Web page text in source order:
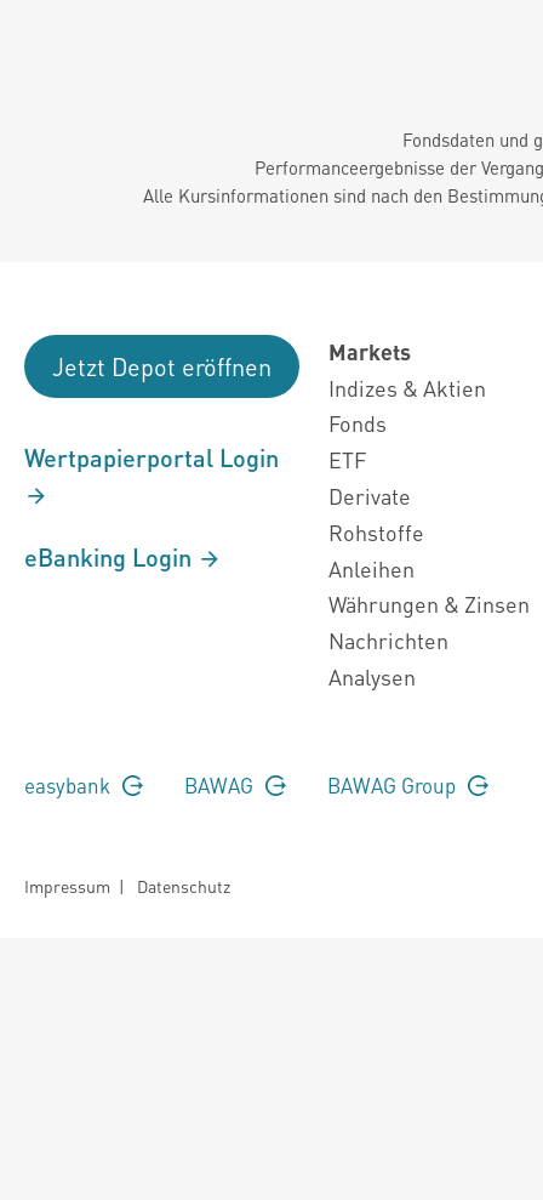
Fondsdaten und
Performanceergebnisse der
Alle Kursinformationen sind nach den
Jetzt Depot eröffnen
Wertpapierportal Login
eBanking Login
Markets
Indizes & Aktien
Fonds
ETF
Derivate
Rohstoffe
Anleihen
Währungen & Zinsen
Nachrichten
Analysen
easybank BAWAG BAWAG Group
Impressum | Datenschutz